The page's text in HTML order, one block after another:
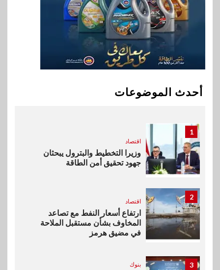
أحدث الموضوعات
هواوي: هاتف nova 15
Max بطارية ضخمة وتصميم متين
جهازًا مثاليًا للشباب
اقتصاد
خطط نمو «بلد» لتعزيز حضورها
في سوق تحويلات المصريين
1
اقتصاد
وزيرا التخطيط والبترول يبحثان
جهود تحقيق أمن الطاقة
2
اقتصاد
ارتفاع أسعار النفط مع تصاعد
المخاوف بشأن مستقبل الملاحة
في مضيق هرمز
3 بنوك